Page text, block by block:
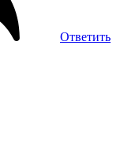
Ответить